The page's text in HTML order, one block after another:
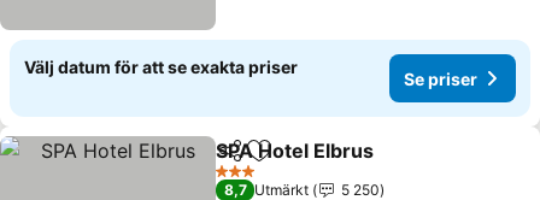
Välj datum för att se exakta priser
Se priser
Dela Lägg till i Mina Favoriter
SPA Hotel Elbrus
3 Stjärnor
8,7 Utmärkt
5 250